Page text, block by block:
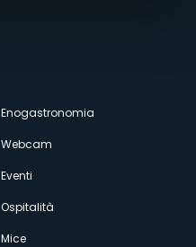
Enogastronomia
Webcam
Eventi
Ospitalità
Mice